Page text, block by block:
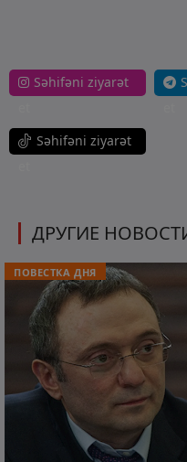
Səhifəni ziyarət
Səhifəni ziyarət
ДРУГИЕ
ПОВЕСТКА ДНЯ